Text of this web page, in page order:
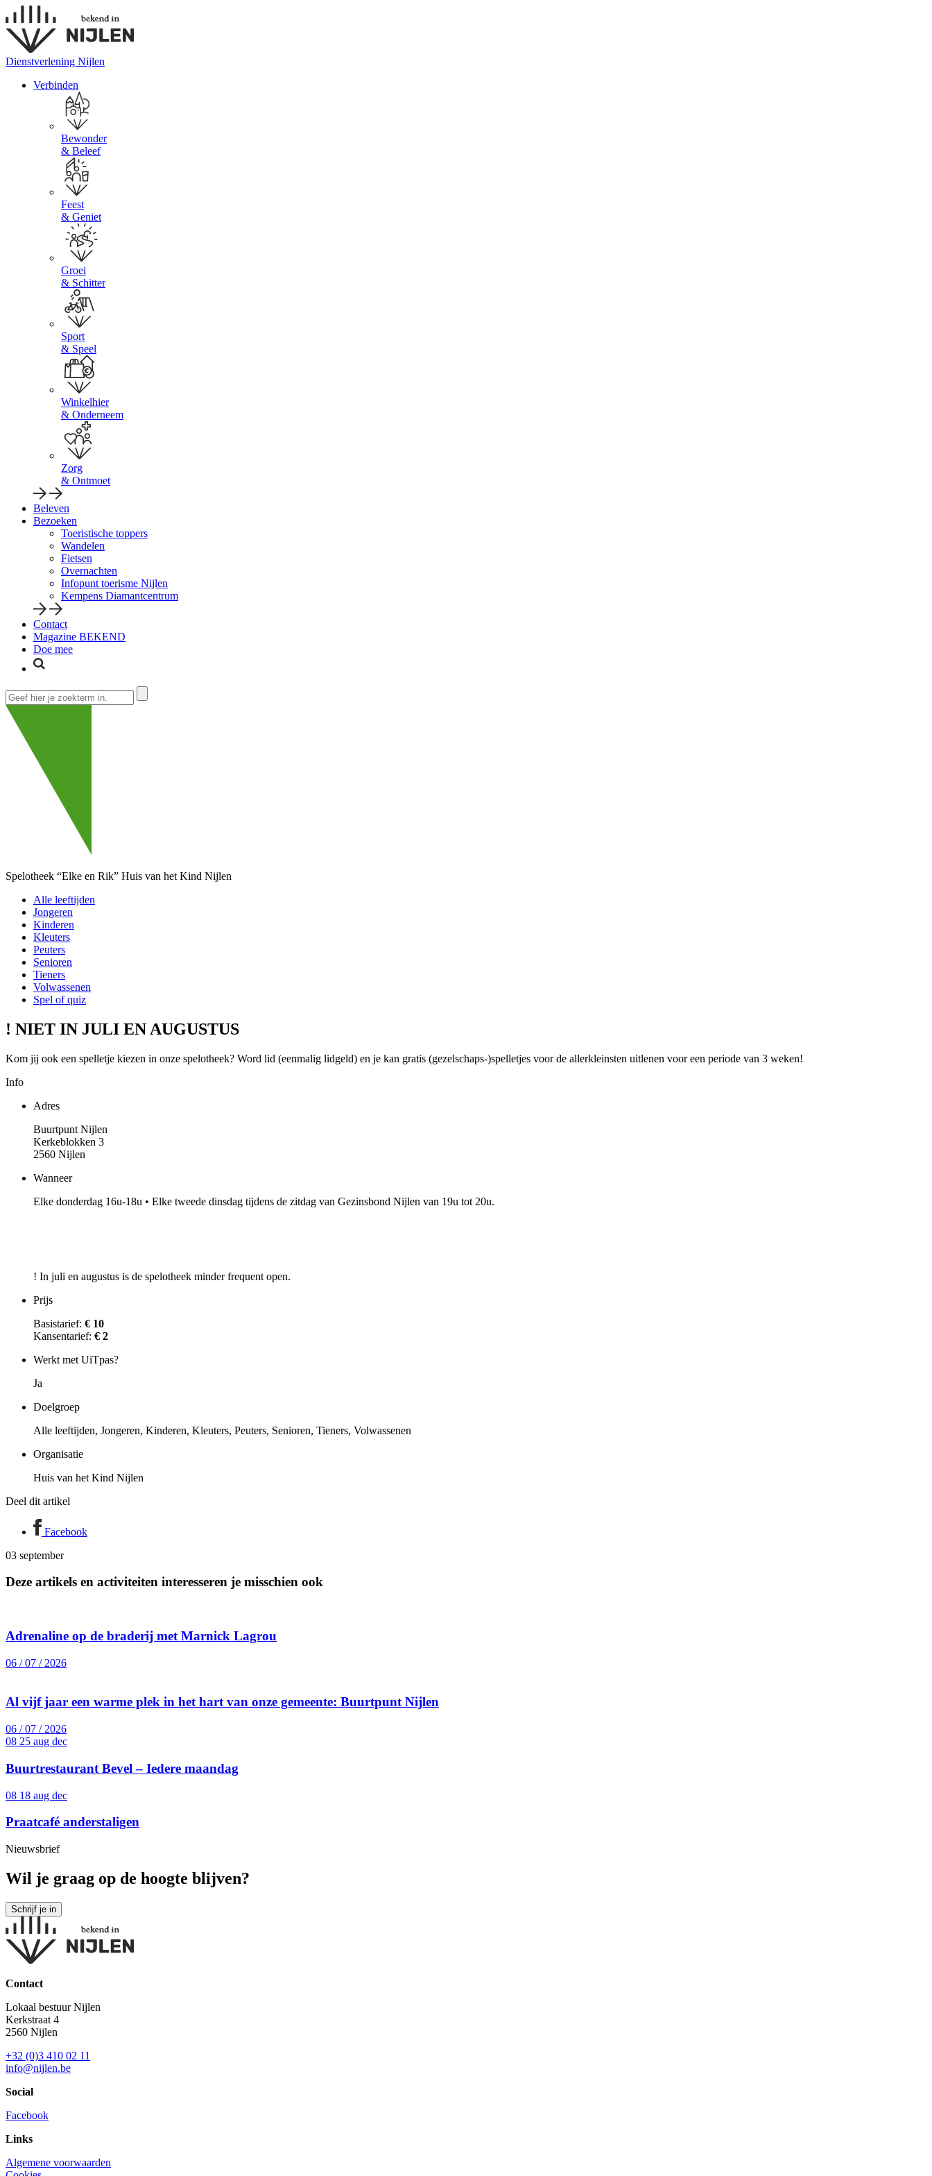
Dienstverlening Nijlen
Verbinden
Bewonder
& Beleef
Feest
& Geniet
Groei
& Schitter
Sport
& Speel
Winkelhier
& Onderneem
Zorg
& Ontmoet
Beleven
Bezoeken
Toeristische toppers
Wandelen
Fietsen
Overnachten
Infopunt toerisme Nijlen
Kempens Diamantcentrum
Contact
Magazine BEKEND
Doe mee
Spelotheek “Elke en Rik” Huis van het Kind Nijlen
Alle leeftijden
Jongeren
Kinderen
Kleuters
Peuters
Senioren
Tieners
Volwassenen
Spel of quiz
! NIET IN JULI EN AUGUSTUS
Kom jij ook een spelletje kiezen in onze spelotheek? Word lid (eenmalig lidgeld) en je kan gratis (gezelschaps-)spelletjes voor de allerkleinsten uitlenen voor een periode van 3 weken!
Info
Adres
Buurtpunt Nijlen
Kerkeblokken 3
2560 Nijlen
Wanneer
Elke donderdag 16u-18u • Elke tweede dinsdag tijdens de zitdag van Gezinsbond Nijlen van 19u tot 20u.
! In juli en augustus is de spelotheek minder frequent open.
Prijs
Basistarief: € 10
Kansentarief: € 2
Werkt met UiTpas?
Ja
Doelgroep
Alle leeftijden, Jongeren, Kinderen, Kleuters, Peuters, Senioren, Tieners, Volwassenen
Organisatie
Huis van het Kind Nijlen
Deel dit artikel
Facebook
03 september
Deze artikels en activiteiten interesseren je misschien ook
Adrenaline op de braderij met Marnick Lagrou
06 / 07 / 2026
Al vijf jaar een warme plek in het hart van onze gemeente: Buurtpunt Nijlen
06 / 07 / 2026
08 25 aug dec
Buurtrestaurant Bevel – Iedere maandag
08 18 aug dec
Praatcafé anderstaligen
Nieuwsbrief
Wil je graag op de hoogte blijven?
Contact
Lokaal bestuur Nijlen
Kerkstraat 4
2560 Nijlen
+32 (0)3 410 02 11
info@nijlen.be
Social
Facebook
Links
Algemene voorwaarden